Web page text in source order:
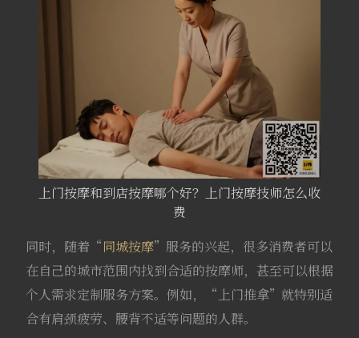
上门按摩和到店按摩哪个好？上门按摩技师怎么收
费
同时，随着“同城按摩”服务的兴起，很多消费者可以
在自己的城市范围内找到合适的按摩师，甚至可以根据
个人需求定制服务方案。例如，“上门推拿”就特别适
合有肩颈疲劳、腰背不适等问题的人群。